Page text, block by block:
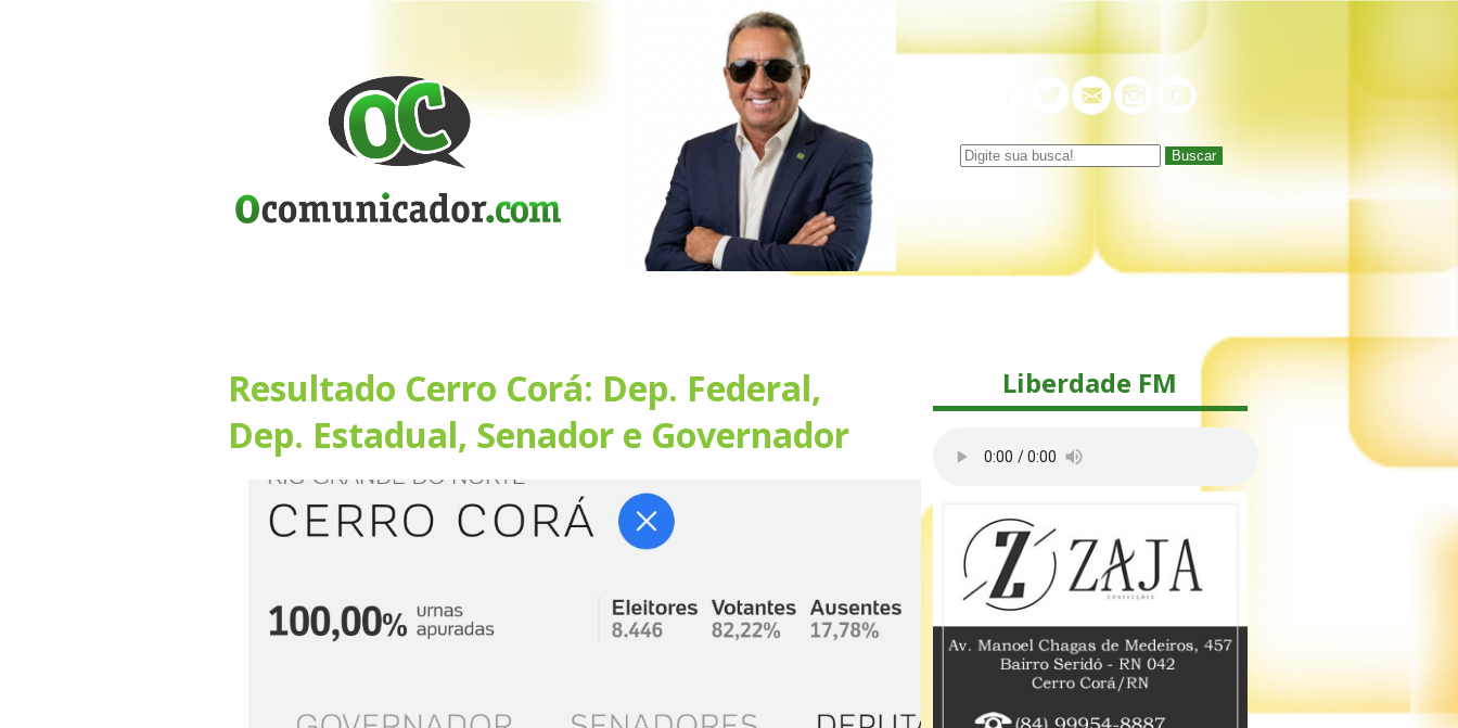
Buscar
Resultado Cerro Corá: Dep. Federal,
Dep. Estadual, Senador e Governador
Liberdade FM